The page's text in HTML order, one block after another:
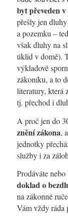
byt převeden
přešly jen
a pozemku –
však dluhy na
úklid v domě).
výkladově
zákoníku, a to
literatury, která
tj. přechod i
A proč jen do
znění zákona,
jednotky
služby i za
Prodáváte
doklad o
na zákonné
Vám vždy ráda